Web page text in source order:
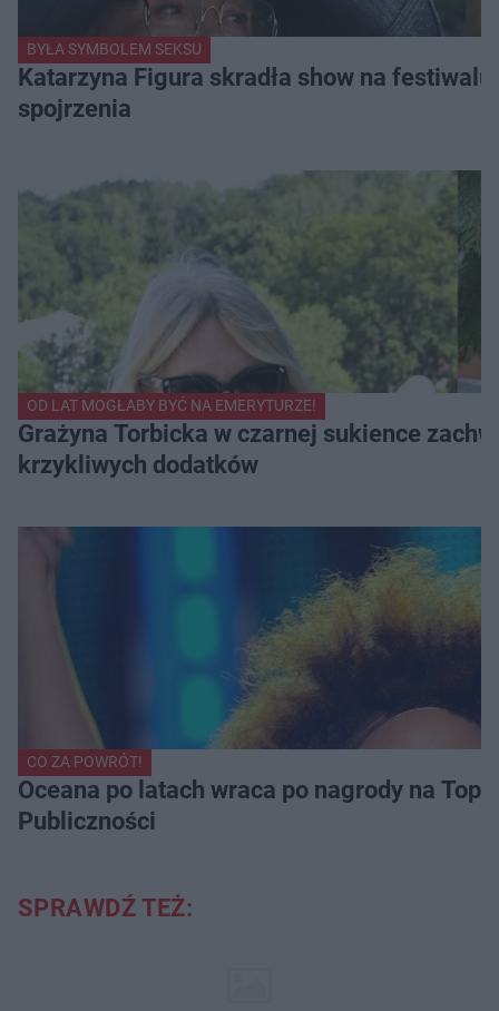
BYŁA SYMBOLEM SEKSU
Katarzyna Figura skradła show na
spojrzenia
OD LAT MOGŁABY BYĆ NA EMERYTURZE!
Grażyna Torbicka w czarnej sukience
krzykliwych dodatków
CO ZA POWRÓT!
Oceana po latach wraca po nagrody na Top
Publiczności
SPRAWDŹ TEŻ: